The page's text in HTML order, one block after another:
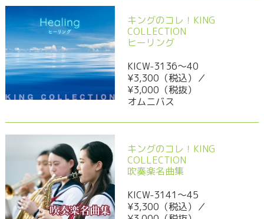
キングのコレ！KING
COLLECTION
ヒーリング
KICW-3136～40
¥3,300（税込）／
¥3,000（税抜）
オムニバス
キングのコレ！KING
COLLECTION
吹奏楽名曲集
KICW-3141～45
¥3,300（税込）／